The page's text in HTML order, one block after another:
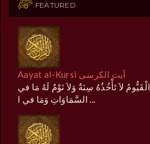
FEATURED
Aayat al-Kursi آیت الکرسی
الْقَيُّومُ لاَ تَأْخُذُهُ سِنَةٌ وَلاَ نَوْمٌ لَهُ مَا في
السَّمَاوَاتِ وَمَا في ا ...